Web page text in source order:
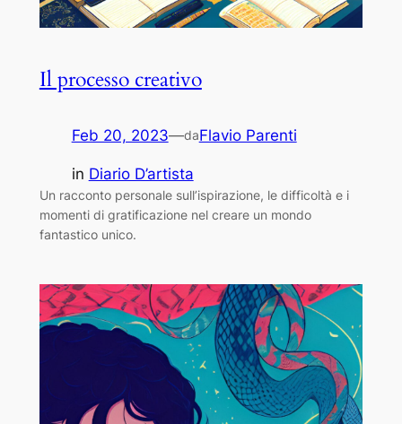
Il processo creativo
Feb 20, 2023—daFlavio Parenti
in Diario D’artista
Un racconto personale sull’ispirazione, le difficoltà e i
momenti di gratificazione nel creare un mondo
fantastico unico.